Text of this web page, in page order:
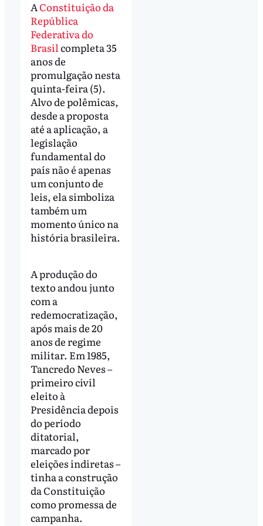
AConstituição da
República
Federativa do
Brasil completa 35
anos de
promulgação nesta
quinta-feira (5).
Alvo de polêmicas,
desde a proposta
até a aplicação, a
legislação
fundamental do
país não é apenas
um conjunto de
leis, ela simboliza
também um
momento único na
história brasileira.
A produção do
texto andou junto
com a
redemocratização,
após mais de 20
anos de regime
militar. Em 1985,
Tancredo Neves –
primeiro civil
eleito à
Presidência depois
do período
ditatorial,
marcado por
eleições indiretas –
tinha a construção
da Constituição
como promessa de
campanha.